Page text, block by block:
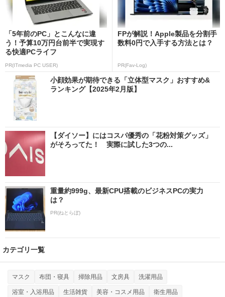
「5年前のPC」とこんなに違
う！予算10万円台前半で実現す
る快適PCライフ
PR(ITmedia PC USER)
FPが解説！Apple製品を分割手
数料0円で入手する方法とは？
PR(Fav-Log)
小顔効果が期待できる「立体型マスク」おすすめ&
ランキング【2025年2月版】
【ダイソー】にはコスパ優秀の「花粉対策グッズ」
がそろってた！ 実際に試した3つの...
重量約999g、最新CPU搭載のビジネスPCの実力
は？
PR(ねとらぼ)
カテゴリ一覧
マスク 布団・寝具 掃除用品 文房具 洗濯用品
浴室・入浴用品 生活雑貨 美容・コスメ用品 衛生用品